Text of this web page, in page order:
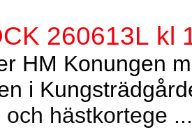
260613L kl
HM Konungen
i
och hästkortege ...